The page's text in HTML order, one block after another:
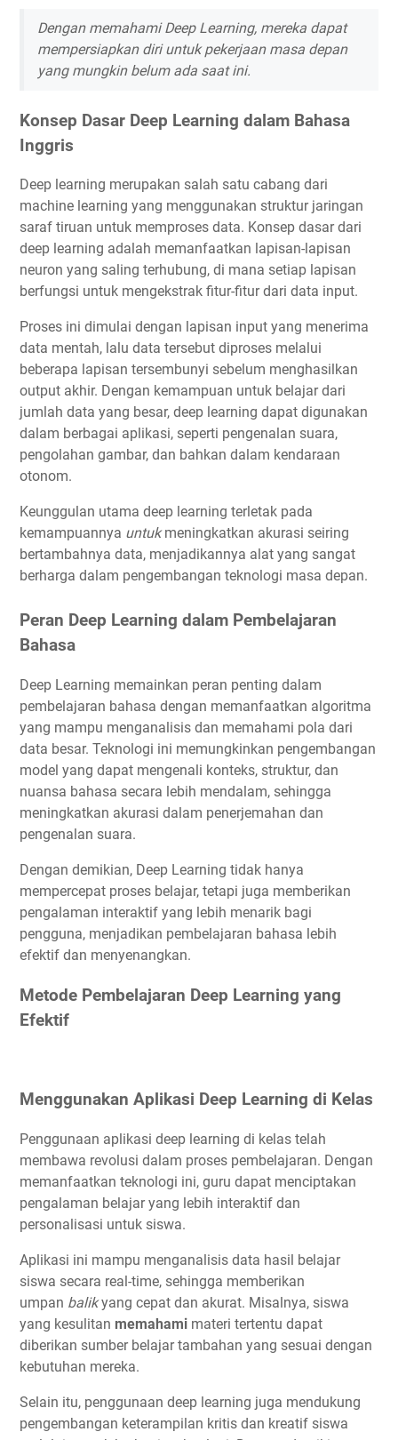
Dengan memahami Deep Learning, mereka dapat
mempersiapkan diri untuk pekerjaan masa depan
yang mungkin belum ada saat ini.
Konsep Dasar Deep Learning dalam Bahasa
Inggris
Deep learning merupakan salah satu cabang dari
machine learning yang menggunakan struktur jaringan
saraf tiruan untuk memproses data. Konsep dasar dari
deep learning adalah memanfaatkan lapisan-lapisan
neuron yang saling terhubung, di mana setiap lapisan
berfungsi untuk mengekstrak fitur-fitur dari data input.
Proses ini dimulai dengan lapisan input yang menerima
data mentah, lalu data tersebut diproses melalui
beberapa lapisan tersembunyi sebelum menghasilkan
output akhir. Dengan kemampuan untuk belajar dari
jumlah data yang besar, deep learning dapat digunakan
dalam berbagai aplikasi, seperti pengenalan suara,
pengolahan gambar, dan bahkan dalam kendaraan
otonom.
Keunggulan utama deep learning terletak pada
kemampuannya untukmeningkatkan akurasi seiring
bertambahnya data, menjadikannya alat yang sangat
berharga dalam pengembangan teknologi masa depan.
Peran Deep Learning dalam Pembelajaran
Bahasa
Deep Learning memainkan peran penting dalam
pembelajaran bahasa dengan memanfaatkan algoritma
yang mampu menganalisis dan memahami pola dari
data besar. Teknologi ini memungkinkan pengembangan
model yang dapat mengenali konteks, struktur, dan
nuansa bahasa secara lebih mendalam, sehingga
meningkatkan akurasi dalam penerjemahan dan
pengenalan suara.
Dengan demikian, Deep Learning tidak hanya
mempercepat proses belajar, tetapi juga memberikan
pengalaman interaktif yang lebih menarik bagi
pengguna, menjadikan pembelajaran bahasa lebih
efektif dan menyenangkan.
Metode Pembelajaran Deep Learning yang
Efektif
Menggunakan Aplikasi Deep Learning di Kelas
Penggunaan aplikasi deep learning di kelas telah
membawa revolusi dalam proses pembelajaran. Dengan
memanfaatkan teknologi ini, guru dapat menciptakan
pengalaman belajar yang lebih interaktif dan
personalisasi untuk siswa.
Aplikasi ini mampu menganalisis data hasil belajar
siswa secara real-time, sehingga memberikan
umpan balikyang cepat dan akurat. Misalnya, siswa
yang kesulitan memahami materi tertentu dapat
diberikan sumber belajar tambahan yang sesuai dengan
kebutuhan mereka.
Selain itu, penggunaan deep learning juga mendukung
pengembangan keterampilan kritis dan kreatif siswa